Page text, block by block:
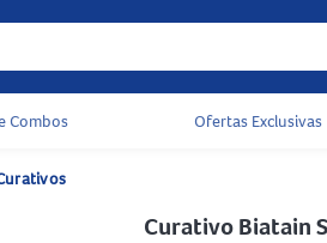
Acessos rápidos do
Combos Ofertas Exclusivas
Curativo Biatain